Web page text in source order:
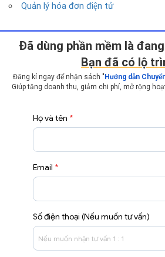
Quản lý hóa đơn điện tử
Ðã dùng phần mềm là
Bạn đã có lộ
Đăng kí ngay để nhận sách " Hướng dẫn
Giúp tăng doanh thu, giảm chi phí, mở rộng
Họ và tên *
Email *
Số điện thoại (Nếu muốn tư vấn)